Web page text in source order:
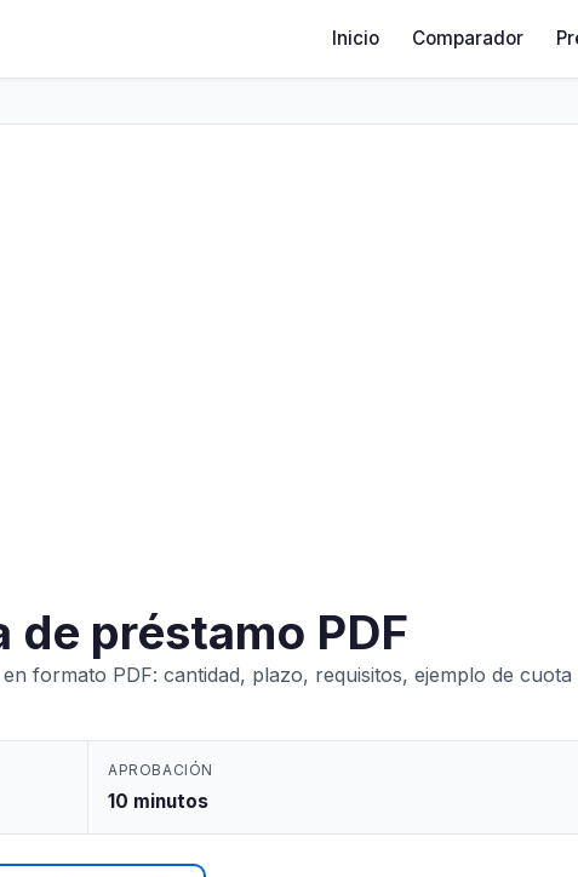
Inicio Comparador
de préstamo PDF
en formato PDF: cantidad, plazo, requisitos, ejemplo de cuota
APROBACIÓN
10 minutos